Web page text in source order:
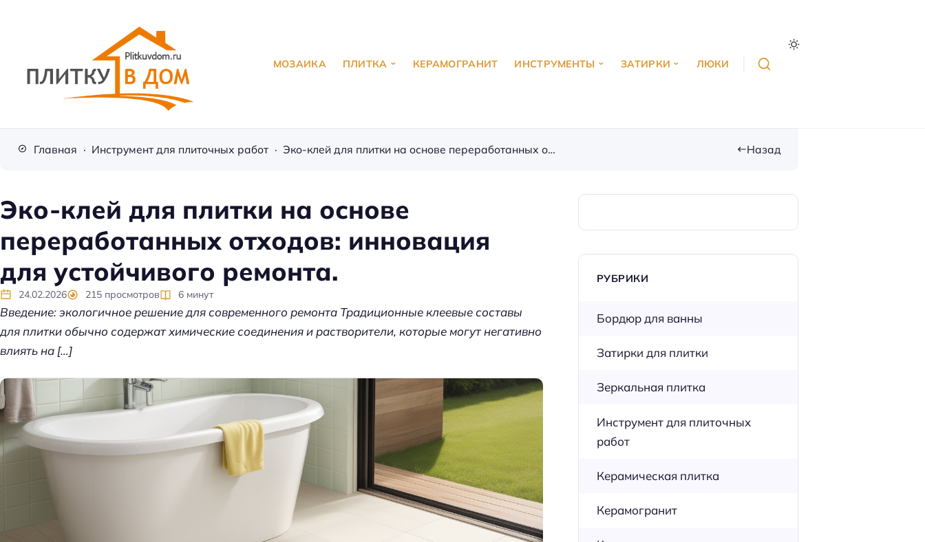
а
д
я
о
т
д
е
к
и
д
о
МОЗАИКА ПЛИТКА КЕРАМОГРАНИТ ИНСТРУМЕНТЫ ЗАТИРКИ ЛЮКИ
Главная Инструмент для плиточных работ Эко-клей для плитки на основе переработанных отходов: инновация для устойчивого ремонта. Назад
Эко-клей для плитки на основе
переработанных отходов: инновация
для устойчивого ремонта.
24.02.2026 215 просмотров 6 минут
Введение: экологичное решение для современного ремонта Традиционные клеевые составы
для плитки обычно содержат химические соединения и растворители, которые могут негативно
влиять на […]
РУБРИКИ
Бордюр для ванны
Затирки для плитки
Зеркальная плитка
Инструмент для плиточных
работ
Керамическая плитка
Керамогранит